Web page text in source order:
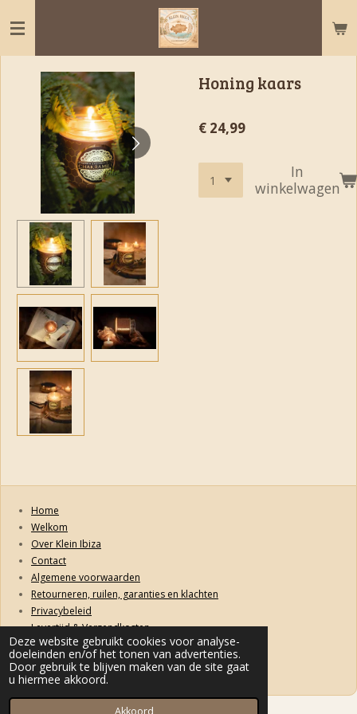
Deze website gebruikt cookies voor analyse-
doeleinden en/of het tonen van advertenties.
Door gebruik te blijven maken van de site gaat
u hiermee akkoord.
Akkoord
direct
naar
hoofdinhoud
Honing kaars
€ 24,99
In
winkelwagen
Home
Welkom
Over Klein Ibiza
Contact
Algemene voorwaarden
Retourneren, ruilen, garanties en klachten
Privacybeleid
Levertijd & Verzendkosten
© 2022 kleinibiza.nl
Powered by JouwWeb